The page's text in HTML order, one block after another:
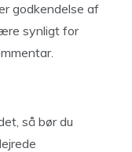
godkendelse af
synligt for
så bør du